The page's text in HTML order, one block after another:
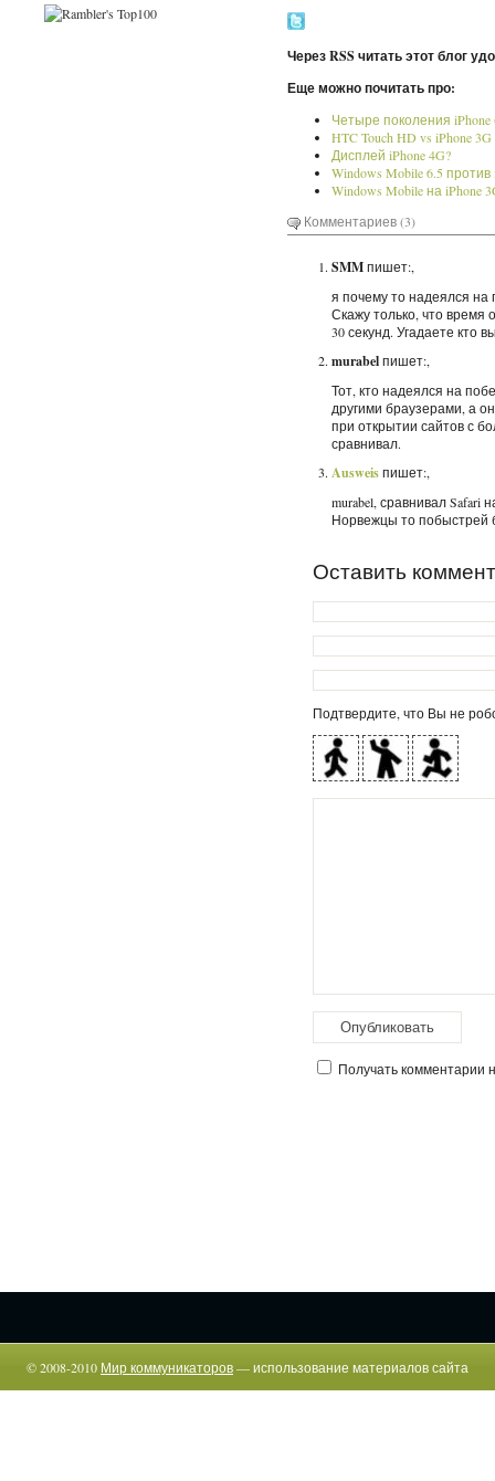
Через RSS читать этот блог
Еще можно почитать про:
Четыре поколения
HTC Touch HD vs iPhone
Дисплей iPhone 4G?
Windows Mobile 6.5
Windows Mobile на iPhone
Комментариев (3)
SMMпишет:,
я почему то надеялся на
Скажу только, что время
30 секунд. Угадаете кто
murabelпишет:,
Тот, кто надеялся на
другими браузерами, а
при открытии сайтов с
сравнивал.
Ausweisпишет:,
murabel, сравнивал Safari
Норвежцы то побыстрей
Оставить
Подтвердите, что Вы не
Получать комментарии
© 2008-2010 Мир коммуникаторов— использование материалов сайта